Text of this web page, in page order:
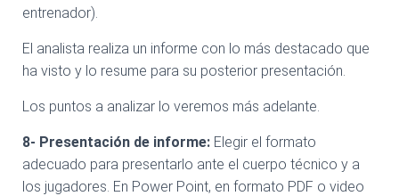
entrenador).
El analista realiza un informe con lo más destacado que
ha visto y lo resume para su posterior presentación.
Los puntos a analizar lo veremos más adelante.
8- Presentación de informe: Elegir el formato
adecuado para presentarlo ante el cuerpo técnico y a
los jugadores. En Power Point, en formato PDF o video